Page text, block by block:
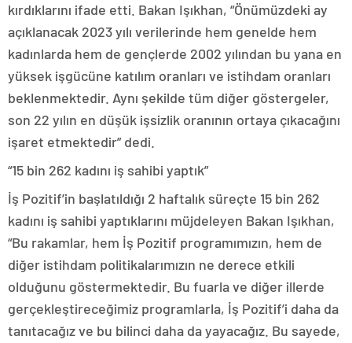
kırdıklarını ifade etti. Bakan Işıkhan, “Önümüzdeki ay
açıklanacak 2023 yılı verilerinde hem genelde hem
kadınlarda hem de gençlerde 2002 yılından bu yana en
yüksek işgücüne katılım oranları ve istihdam oranları
beklenmektedir. Aynı şekilde tüm diğer göstergeler,
son 22 yılın en düşük işsizlik oranının ortaya çıkacağını
işaret etmektedir” dedi.
“15 bin 262 kadını iş sahibi yaptık”
İş Pozitif’in başlatıldığı 2 haftalık süreçte 15 bin 262
kadını iş sahibi yaptıklarını müjdeleyen Bakan Işıkhan,
“Bu rakamlar, hem İş Pozitif programımızın, hem de
diğer istihdam politikalarımızın ne derece etkili
olduğunu göstermektedir. Bu fuarla ve diğer illerde
gerçekleştireceğimiz programlarla, İş Pozitif’i daha da
tanıtacağız ve bu bilinci daha da yayacağız. Bu sayede,